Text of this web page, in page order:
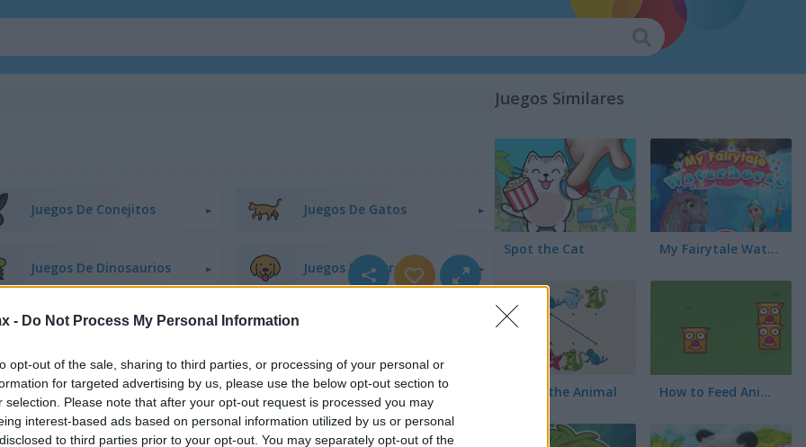
- Do Not Process My Personal Information
opt-out of the sale, sharing to third parties, or processing of your personal or
for targeted advertising by us, please use the below opt-out section to
selection. Please note that after your opt-out request is processed you may
interest-based ads based on personal information utilized by us or personal
to third parties prior to your opt-out. You may separately opt-out of the
Juegos De Conejitos Juegos De Gatos
Juegos De Dinosaurios Juegos De Perros
Juegos De Patos
Juegos De Ranas Juegos De Caballos
Juegos De Pandas Juegos De Pingüinos
Juegos Similares
Spot the Cat My Fairytale Water Horse
Match the Animal How to Feed Animals?